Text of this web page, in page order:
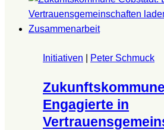
Initiativen Peter Schmuck
Engagierte in